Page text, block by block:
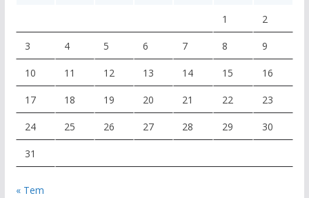
1 2
3 4 5 6 7 8 9
10 11 12 13 14 15 16
17 18 19 20 21 22 23
24 25 26 27 28 29 30
31
« Tem